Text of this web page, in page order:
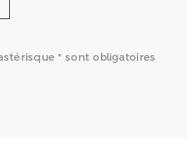
* sont obligatoires